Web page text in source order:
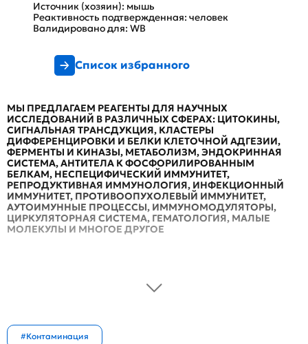
Источник (хозяин): мышь
Реактивность подтвержденная: человек
Валидировано для: WB
Список избранного
МЫ ПРЕДЛАГАЕМ РЕАГЕНТЫ ДЛЯ НАУЧНЫХ
ИССЛЕДОВАНИЙ В РАЗЛИЧНЫХ СФЕРАХ: ЦИТОКИНЫ,
СИГНАЛЬНАЯ ТРАНСДУКЦИЯ, КЛАСТЕРЫ
ДИФФЕРЕНЦИРОВКИ И БЕЛКИ КЛЕТОЧНОЙ АДГЕЗИИ,
ФЕРМЕНТЫ И КИНАЗЫ, МЕТАБОЛИЗМ, ЭНДОКРИННАЯ
СИСТЕМА, АНТИТЕЛА К ФОСФОРИЛИРОВАННЫМ
БЕЛКАМ, НЕСПЕЦИФИЧЕСКИЙ ИММУНИТЕТ,
РЕПРОДУКТИВНАЯ ИММУНОЛОГИЯ, ИНФЕКЦИОННЫЙ
ИММУНИТЕТ, ПРОТИВООПУХОЛЕВЫЙ ИММУНИТЕТ,
АУТОИМУННЫЕ ПРОЦЕССЫ, ИММУНОМОДУЛЯТОРЫ,
ЦИРКУЛЯТОРНАЯ СИСТЕМА, ГЕМАТОЛОГИЯ, МАЛЫЕ
МОЛЕКУЛЫ И МНОГОЕ ДРУГОЕ
#Контаминация